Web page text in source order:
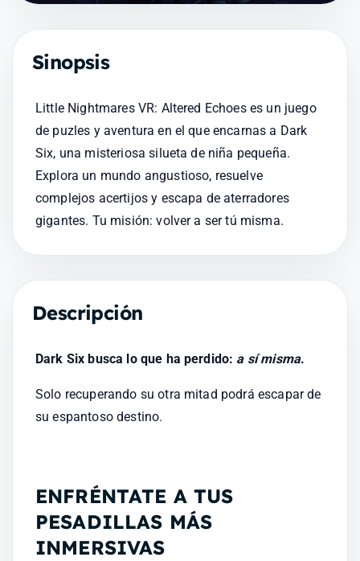
Sinopsis
Little Nightmares VR: Altered Echoes es un juego
de puzles y aventura en el que encarnas a Dark
Six, una misteriosa silueta de niña pequeña.
Explora un mundo angustioso, resuelve
complejos acertijos y escapa de aterradores
gigantes. Tu misión: volver a ser tú misma.
Descripción
Dark Six busca lo que ha perdido: a sí misma.
Solo recuperando su otra mitad podrá escapar de
su espantoso destino.
ENFRÉNTATE A TUS
PESADILLAS MÁS
INMERSIVAS